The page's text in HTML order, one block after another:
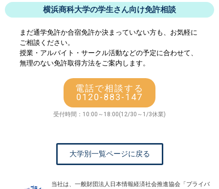
横浜商科大学の学生さん向け免許相談
まだ通学免許か合宿免許か決まっていない方も、お気軽に
ご相談ください。
授業・アルバイト・サークル活動などの予定に合わせて、
無理のない免許取得方法をご案内します。
電話で相談する
0120-883-147
受付時間：10:00～18:00(12/30～1/3休業)
大学別一覧ページに戻る
当社は、一般財団法人日本情報経済社会推進協会「プライバ